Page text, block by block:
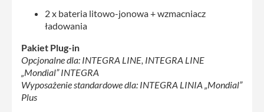
2 x bateria litowo-jonowa + wzmacniacz
ładowania
Pakiet Plug-in
Opcjonalne dla: INTEGRA LINE, INTEGRA LINE
„Mondial” INTEGRA
Wyposażenie standardowe dla: INTEGRA LINIA „Mondial”
Plus